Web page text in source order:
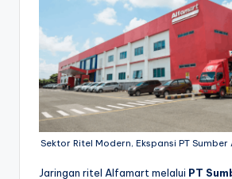
Sektor Ritel Modern, Ekspansi PT
Jaringan ritel Alfamart melalui PT